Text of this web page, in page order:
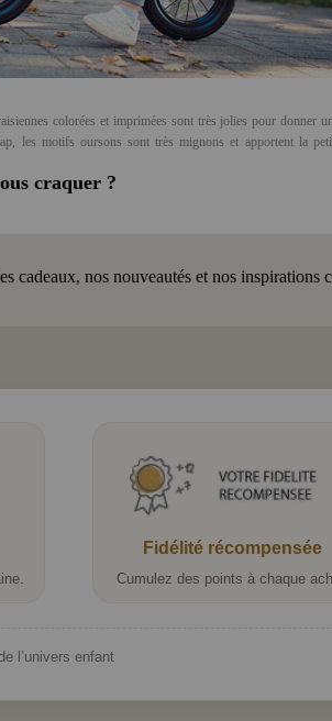
colorées et imprimées sont très jolies pour donner
les motifs oursons sont très mignons et apportent la
craquer ?
cadeaux, nos nouveautés et nos
Fidélité récompensée
Cumulez des points à chaque
l’univers enfant